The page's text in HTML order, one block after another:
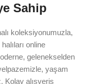
Sahip
koleksiyonumuzla,
online
gelenekselden
yaşam
Kolay alışveriş